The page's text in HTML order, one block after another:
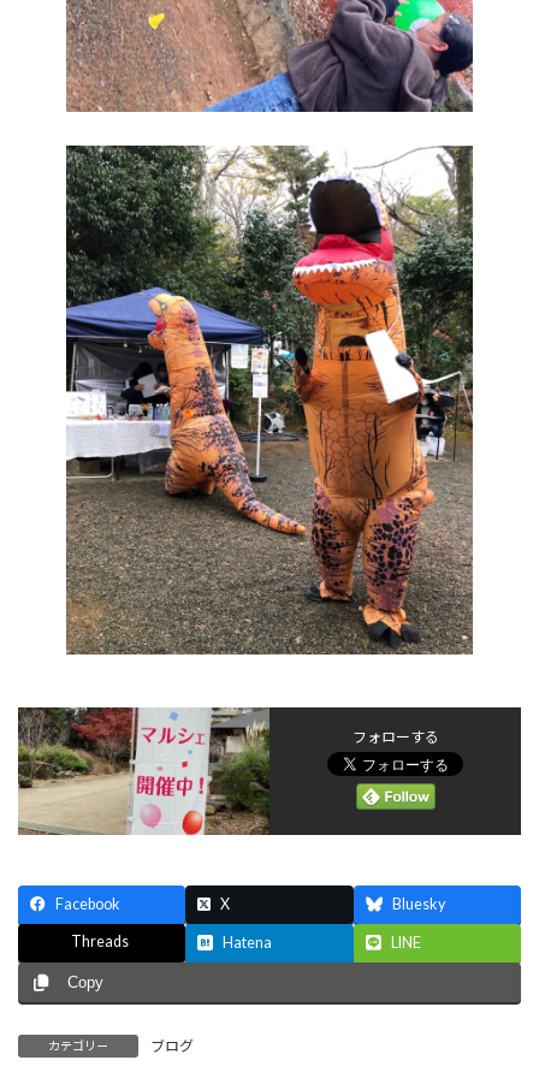
フォローする
Facebook X Bluesky
Threads Hatena LINE
Copy
カテゴリー ブログ